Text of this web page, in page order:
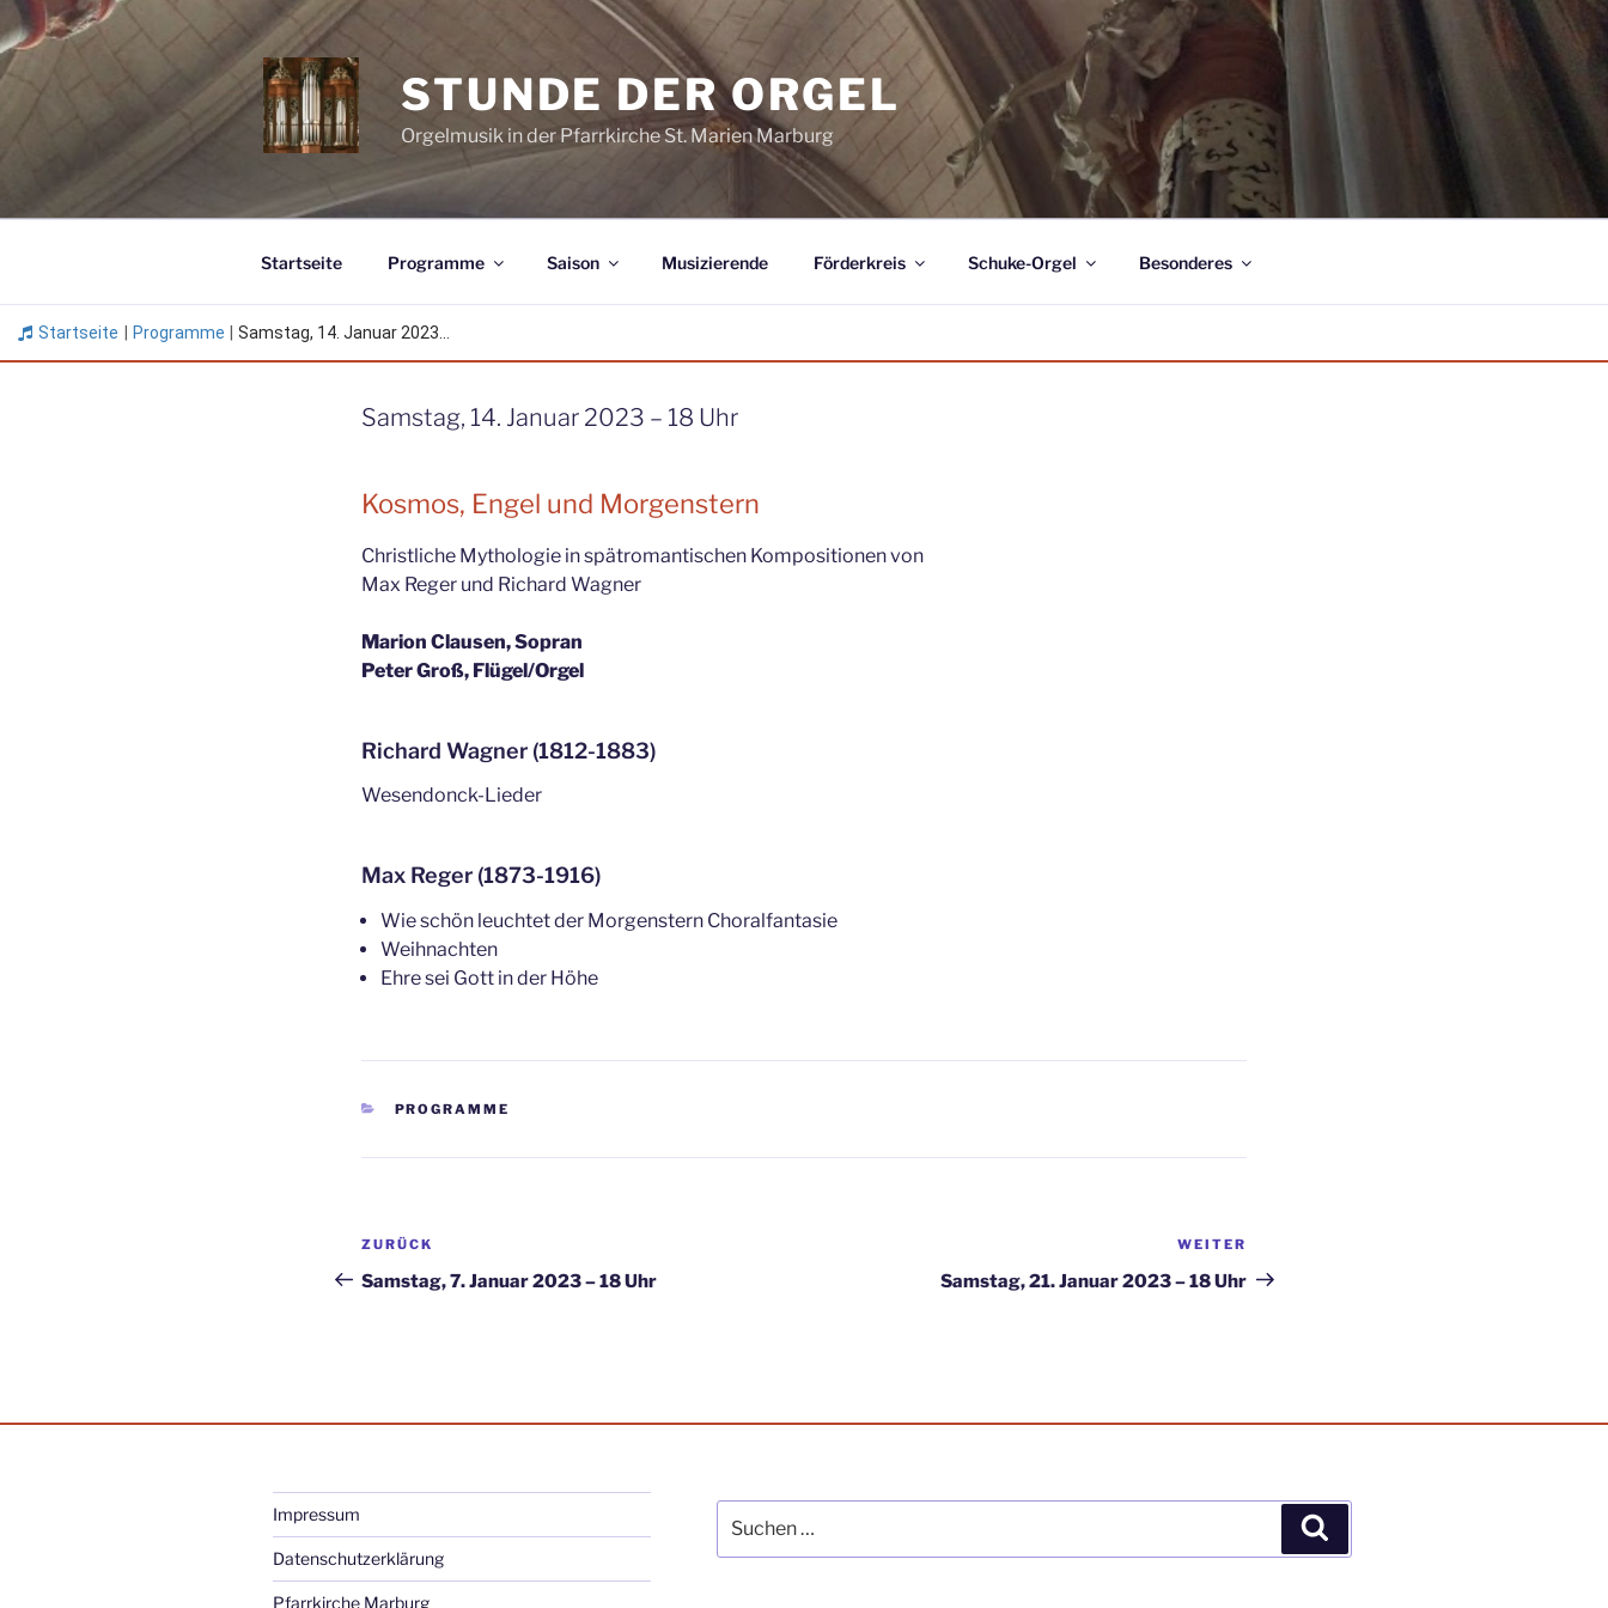
Zum
Inhalt
springen
STUNDE DER ORGEL
Orgelmusik in der Pfarrkirche St. Marien Marburg
Startseite Programme Saison Musizierende Förderkreis Schuke-Orgel Besonderes
Startseite Programme Samstag, 14. Januar 2023...
Samstag, 14. Januar 2023 – 18 Uhr
Kosmos, Engel und Morgenstern
Christliche Mythologie in spätromantischen Kompositionen von
Max Reger und Richard Wagner
Marion Clausen, Sopran
Peter Groß, Flügel/Orgel
Richard Wagner (1812-1883)
Wesendonck-Lieder
Max Reger (1873-1916)
Wie schön leuchtet der Morgenstern Choralfantasie
Weihnachten
Ehre sei Gott in der Höhe
KATEGORIEN
PROGRAMME
Beitragsnavigation
Vorheriger
Beitrag
ZURÜCK
Samstag, 7. Januar 2023 – 18 Uhr
Beitrag
WEITER
Samstag, 21. Januar 2023 – 18 Uhr
Impressum
Datenschutzerklärung
Pfarrkirche Marburg
nach: